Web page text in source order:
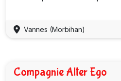
Vannes (Morbihan)
Compagnie Alter Ego